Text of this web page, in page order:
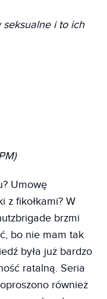
i to ich
Umowę
z fikołkami? W
brzmi
bo nie mam tak
była już bardzo
ratalną. Seria
również